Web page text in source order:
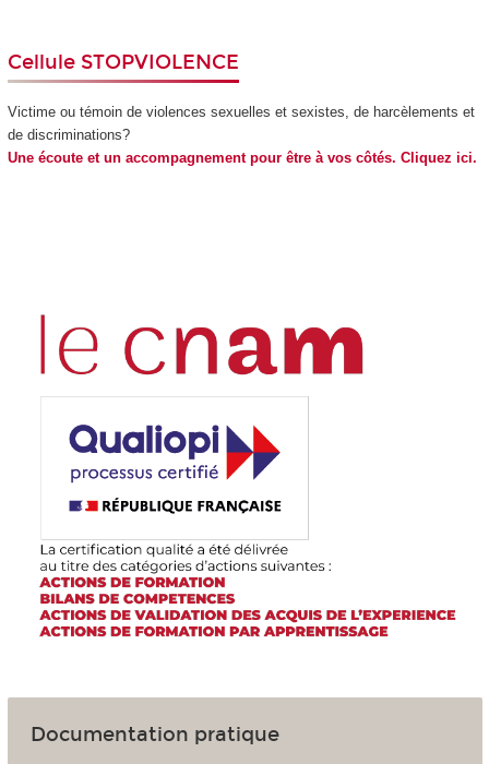
Cellule STOPVIOLENCE
Victime ou témoin de violences sexuelles et sexistes, de harcèlements et
de discriminations?
Une écoute et un accompagnement pour être à vos côtés. Cliquez ici.
Documentation pratique